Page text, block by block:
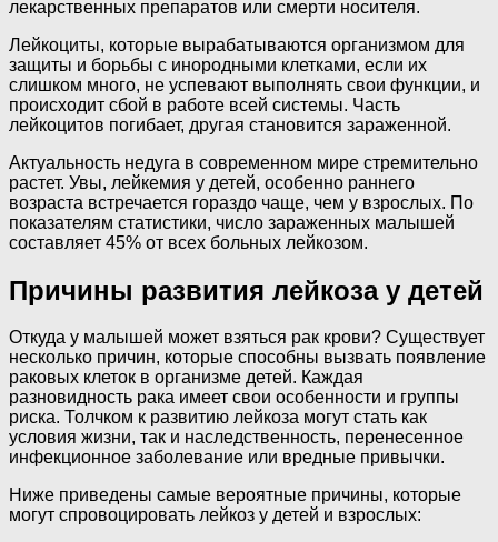
лекарственных препаратов или смерти носителя.
Лейкоциты, которые вырабатываются организмом для
защиты и борьбы с инородными клетками, если их
слишком много, не успевают выполнять свои функции, и
происходит сбой в работе всей системы. Часть
лейкоцитов погибает, другая становится зараженной.
Актуальность недуга в современном мире стремительно
растет. Увы, лейкемия у детей, особенно раннего
возраста встречается гораздо чаще, чем у взрослых. По
показателям статистики, число зараженных малышей
составляет 45% от всех больных лейкозом.
Причины развития лейкоза у детей
Откуда у малышей может взяться рак крови? Существует
несколько причин, которые способны вызвать появление
раковых клеток в организме детей. Каждая
разновидность рака имеет свои особенности и группы
риска. Толчком к развитию лейкоза могут стать как
условия жизни, так и наследственность, перенесенное
инфекционное заболевание или вредные привычки.
Ниже приведены самые вероятные причины, которые
могут спровоцировать лейкоз у детей и взрослых: